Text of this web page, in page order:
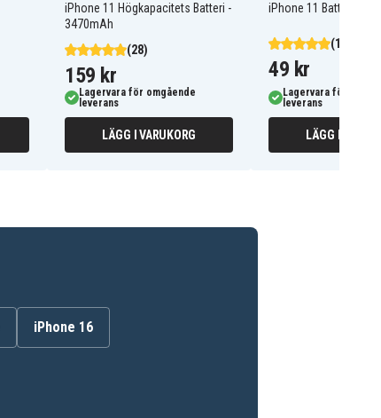
iPhone 11 Högkapacitets Batteri -
3470mAh
(28)
159 kr
Lagervara för omgående
leverans
LÄGG I VARUKORG
iPhone 11 Batteritejp
(19)
49 kr
Lagervara för
leverans
LÄGG I
iPhone 16